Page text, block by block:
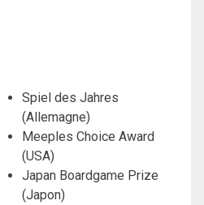
Spiel des Jahres
(Allemagne)
Meeples Choice Award
(USA)
Japan Boardgame Prize
(Japon)